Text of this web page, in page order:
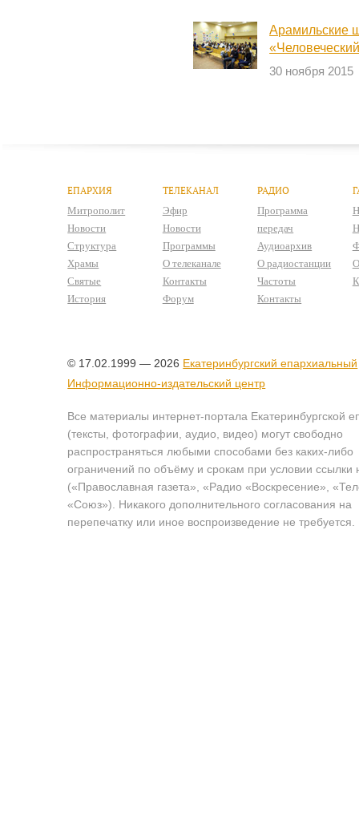
Арамильские
30 ноября 2015
ЕПАРХИЯ
Митрополит
Новости
Структура
Храмы
Святые
История
ТЕЛЕКАНАЛ
Эфир
Новости
Программы
О телеканале
Контакты
Форум
РАДИО
Программа
передач
Аудиоархив
О радиостанции
Частоты
Контакты
© 17.02.1999 — 2026 Екатеринбургский епархиальный
Информационно-издательский центр
Все материалы интернет-портала Екатеринбургской
(тексты, фотографии, аудио, видео) могут свободно
распространяться любыми способами без каких-либо
ограничений по объёму и срокам при условии ссылки
(«Православная газета», «Радио «Воскресение»,
«Союз»). Никакого дополнительного согласования на
перепечатку или иное воспроизведение не требуется.